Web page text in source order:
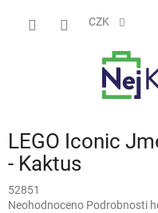
CZK
LEGO Iconic
- Kaktus
52851
Průměrné
Neohodnoceno Podrobnosti